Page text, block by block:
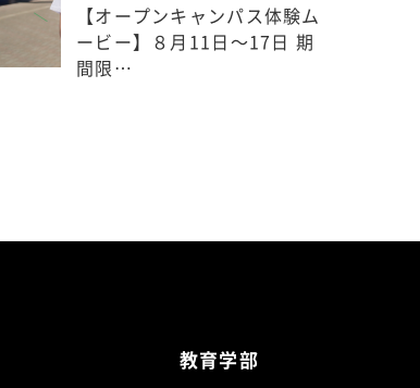
【オープンキャンパス体験ム
ービー】８月11日～17日 期
間限…
教育学部